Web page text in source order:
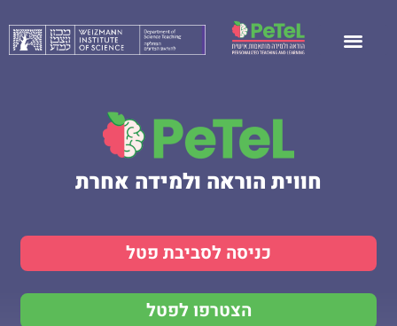
חווית הוראה ולמידה אחרת
כניסה לסביבת פטל
הצטרפו לפטל